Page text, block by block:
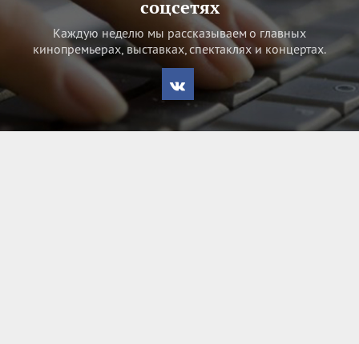
соцсетях
Каждую неделю мы рассказываем о главных
кинопремьерах, выставках, спектаклях и концертах.